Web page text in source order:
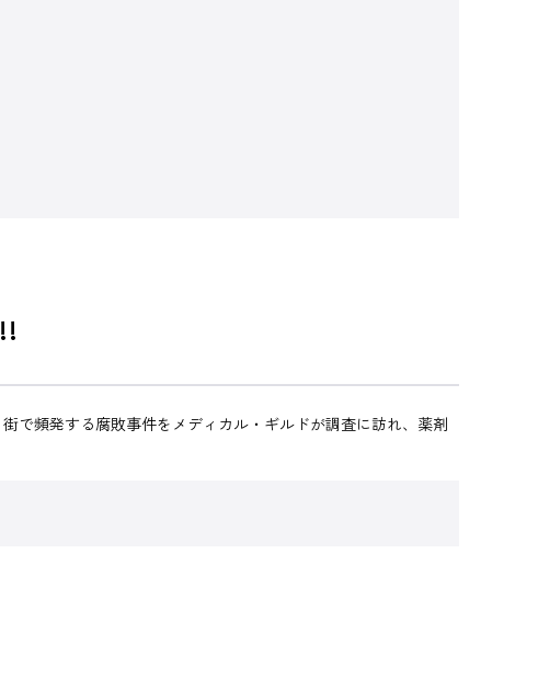
で頻発する腐敗事件をメディカル・ギルドが調査に訪れ、薬剤